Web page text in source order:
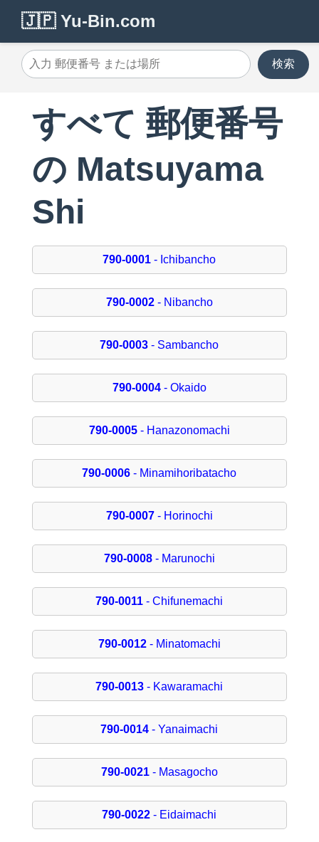
🇯🇵 Yu-Bin.com
検索
すべて 郵便番号
の Matsuyama
Shi
790-0001 - Ichibancho
790-0002- Nibancho
790-0003 - Sambancho
790-0004- Okaido
790-0005- Hanazonomachi
790-0006 - Minamihoribatacho
790-0007- Horinochi
790-0008- Marunochi
790-0011 - Chifunemachi
790-0012- Minatomachi
790-0013 - Kawaramachi
790-0014 - Yanaimachi
790-0021- Masagocho
790-0022 - Eidaimachi